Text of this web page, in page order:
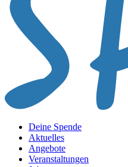
Deine Spende
Aktuelles
Angebote
Veranstaltungen